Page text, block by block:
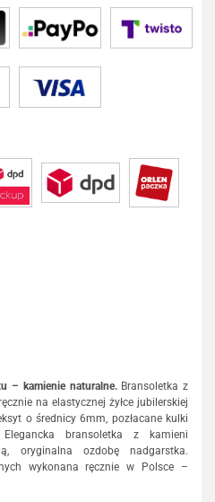
– kamienie naturalne.Bransoletka z
na elastycznej żyłce jubilerskiej
o średnicy 6mm, pozłacane kulki
bransoletka z kamieni
oryginalna ozdobę nadgarstka.
wykonana ręcznie w Polsce –